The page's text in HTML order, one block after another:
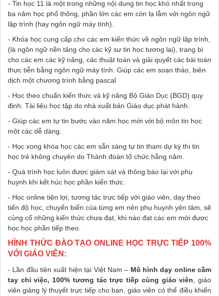
- Tin học 11 là một trong những nội dung tin học khó nhất trong
ba năm học phổ thông, phần lớn các em còn lạ lẫm với ngôn ngữ
lập trình (hay ngôn ngữ máy tính).
- Khóa học cung cấp cho các em kiến thức về ngôn ngữ lập trình,
(là ngôn ngữ nền tảng cho các kỹ sư tin học tương lai), trang bị
cho các em các kỹ năng, các thuật toán và giải quyết các bài toán
thực tiễn bằng ngôn ngữ máy tính. Giúp các em soạn thảo, biên
dịch một chương trình bằng pascal
- Học theo chuẩn kiến thức và kỹ năng Bộ Giáo Dục (BGD) quy
định. Tài liệu học tập do nhà xuất bản Giáo dục phát hành.
- Giúp các em tự tin bước vào năm học mới với bộ môn tin học
một các dễ dàng.
- Học xong khóa học các em sẵn sàng tự tin tham dự kỳ thi tin
học trẻ không chuyên do Thành đoàn tổ chức hằng năm.
- Quá trình học luôn được giám sát và thông báo lại với phụ
huynh khi kết húc học phần kiến thức.
- Học online tiện lợi, tương tác trực tiếp với giáo viên, dạy theo
tiến độ học, chuyển biến của từng em nên phụ huynh yên tâm, sẽ
củng cố những kiến thức chưa đạt, khi nào đạt các em mới được
học học phần tiếp theo.
HÌNH THỨC ĐÀO TẠO ONLINE HỌC TRỰC TIẾP 100%
VỚI GIÁO VIÊN:
- Lần đầu tiên xuất hiện tại Việt Nam – Mô hình dạy online cầm
tay chỉ việc, 100% tương tác trực tiếp cùng giáo viên , giáo
viên giảng lý thuyết trực tiếp cho bạn, giáo viên có thể điều khiển